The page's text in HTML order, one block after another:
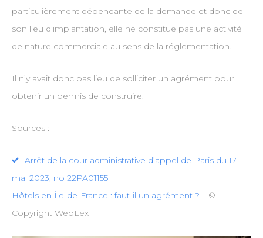
particulièrement dépendante de la demande et donc de
son lieu d’implantation, elle ne constitue pas une activité
de nature commerciale au sens de la réglementation.
Il n’y avait donc pas lieu de solliciter un agrément pour
obtenir un permis de construire.
Sources :
Arrêt de la cour administrative d’appel de Paris du 17
mai 2023, no 22PA01155
Hôtels en Île-de-France : faut-il un agrément ? – ©
Copyright WebLex